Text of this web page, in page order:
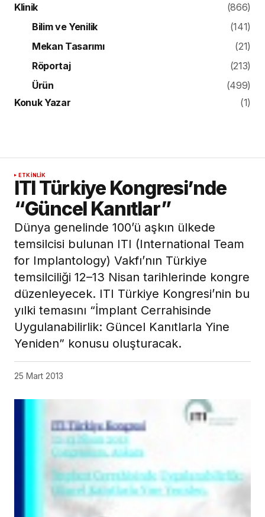
Klinik
(866)
Bilim ve Yenilik
(141)
Mekan Tasarımı
(21)
Röportaj
(213)
Ürün
(499)
Konuk Yazar
(1)
ETKINLIK
ITI Türkiye Kongresi’nde
“Güncel Kanıtlar”
Dünya genelinde 100’ü aşkın ülkede
temsilcisi bulunan ITI (International Team
for Implantology) Vakfı’nın Türkiye
temsilciliği 12–13 Nisan tarihlerinde kongre
düzenleyecek. ITI Türkiye Kongresi’nin bu
yılki temasını “İmplant Cerrahisinde
Uygulanabilirlik: Güncel Kanıtlarla Yine
Yeniden” konusu oluşturacak.
25 Mart 2013